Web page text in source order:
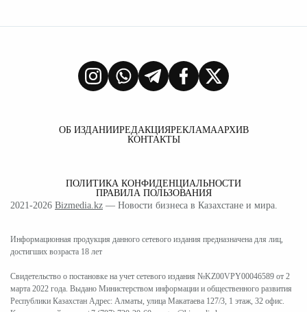
ОБ ИЗДАНИИРЕДАКЦИЯРЕКЛАМААРХИВ
КОНТАКТЫ
ПОЛИТИКА КОНФИДЕНЦИАЛЬНОСТИ
ПРАВИЛА ПОЛЬЗОВАНИЯ
2021-2026 Bizmedia.kz — Новости бизнеса в Казахстане и мира.
Информационная продукция данного сетевого издания предназначена для лиц,
достигших возраста 18 лет
Свидетельство о постановке на учет сетевого издания №KZ00VPY00046589 от 2
марта 2022 года. Выдано Министерством информации и общественного развития
Республики Казахстан Адрес: Алматы, улица Макатаева 127/3, 1 этаж, 32 офис.